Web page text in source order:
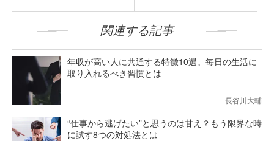
関連する記事
年収が高い人に共通する特徴10選。毎日の生活に
取り入れるべき習慣とは
長谷川大輔
“仕事から逃げたい”と思うのは甘え？もう限界な時
に試す8つの対処法とは